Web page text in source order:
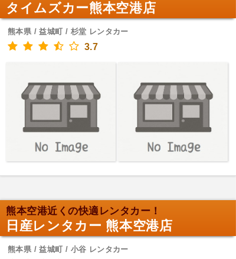
タイムズカー熊本空港店
熊本県 / 益城町 / 杉堂 レンタカー
3.7
熊本空港近くの快適レンタカー！
日産レンタカー 熊本空港店
熊本県 / 益城町 / 小谷 レンタカー